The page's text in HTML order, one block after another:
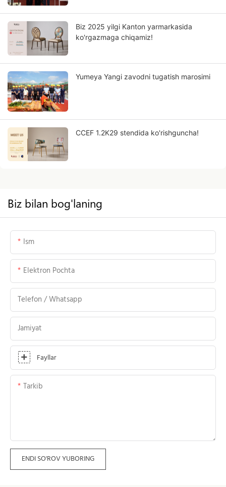
Biz 2025 yilgi Kanton yarmarkasida
ko'rgazmaga chiqamiz!
Yumeya Yangi zavodni tugatish marosimi
CCEF 1.2K29 stendida ko'rishguncha!
Biz bilan bog'laning
Ism
Elektron Pochta
Telefon / Whatsapp
Jamiyat
Fayllar
Tarkib
ENDI SO'ROV YUBORING